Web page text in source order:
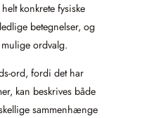
konkrete fysiske
betegnelser, og
ordvalg.
ord, fordi det har
kan beskrives både
sammenhænge